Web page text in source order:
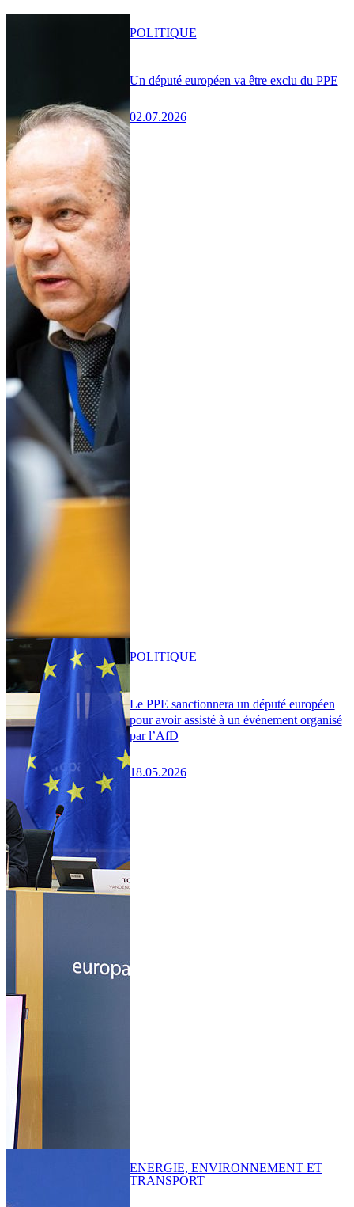
Un député européen va être exclu du PPE
02.07.2026
POLITIQUE
Le PPE sanctionnera un député européen
pour avoir assisté à un événement organisé
par l’AfD
18.05.2026
POLITIQUE
ENERGIE, ENVIRONNEMENT ET
TRANSPORT